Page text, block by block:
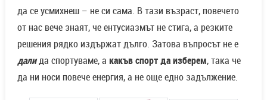
да се усмихнеш – не си сама. В тази възраст, повечето
от нас вече знаят, че ентусиазмът не стига, а резките
решения рядко издържат дълго. Затова въпросът не е
далида спортуваме, а какъв спорт да изберем, така че
да ни носи повече енергия, а не още едно задължение.